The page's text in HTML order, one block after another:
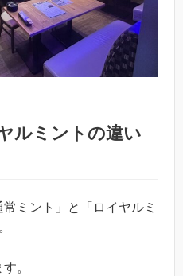
ルミントの違い
ミント」と「ロイヤルミ
。